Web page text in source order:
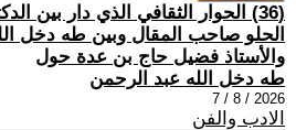
(36) الحوار الثقافي الذي دار بين
الحلو صاحب المقال وبين طه دخل
والأستاذ فضيل حاج بن عدة حول
طه دخل الله عبد الرحمن
2026 / 8 / 7
الادب والفن